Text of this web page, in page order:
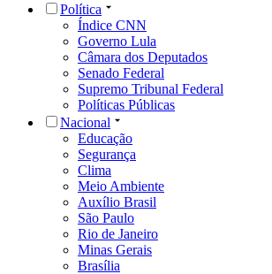
Política
Índice CNN
Governo Lula
Câmara dos Deputados
Senado Federal
Supremo Tribunal Federal
Políticas Públicas
Nacional
Educação
Segurança
Clima
Meio Ambiente
Auxílio Brasil
São Paulo
Rio de Janeiro
Minas Gerais
Brasília